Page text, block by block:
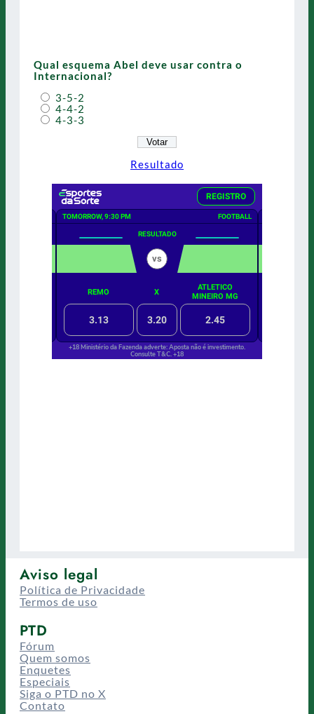
Qual esquema Abel deve usar contra o
Internacional?
3-5-2
4-4-2
4-3-3
Resultado
Aviso legal
Política de Privacidade
Termos de uso
PTD
Fórum
Quem somos
Enquetes
Especiais
Siga o PTD no X
Contato